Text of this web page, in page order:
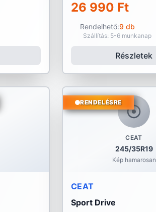
26 990 Ft
Rendelhető:9 db
Szállítás: 5-6 munkanap
Részletek
CEAT
245/35R19
Kép hamarosan
RENDELÉSRE
CEAT
Sport Drive